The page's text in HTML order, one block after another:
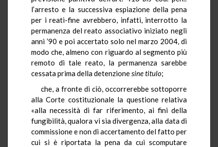
l’arresto e la successiva espiazione della pena
per i reati-fine avrebbero, infatti, interrotto la
permanenza del reato associativo iniziato negli
anni ’90 e poi accertato solo nel marzo 2004, di
modo che, almeno con riguardo al segmento più
remoto di tale reato, la permanenza sarebbe
cessata prima della detenzionesine titulo;
che, a fronte di ciò, occorrerebbe sottoporre
alla Corte costituzionale la questione relativa
«alla necessità di far riferimento, ai fini della
fungibilità, qualora vi sia divergenza, alla data di
commissione e non di accertamento del fatto per
cui si è riportata la pena da cui scomputare